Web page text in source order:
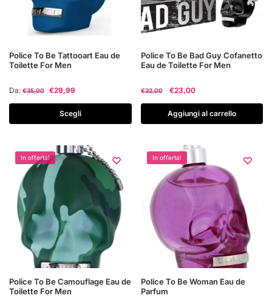
prodotto
del
prodotto
Police To Be Tattooart Eau de
Toilette For Men
Da: €35,00 €29,99
Scegli
Questo
prodotto
Le
possono
essere
scelte
nella
pagina
del
prodotto
Police To Be Bad Guy Cofanetto
Eau de Toilette For Men
€32,00
Il
prezzo
originale
era:
€23,00
prezzo
attuale
è:
Aggiungi al carrello
In offerta!
Police To Be Camouflage Eau de
Toilette For Men
Questo
prodotto
In offerta!
Police To Be Woman Eau de
Parfum
Questo
prodotto